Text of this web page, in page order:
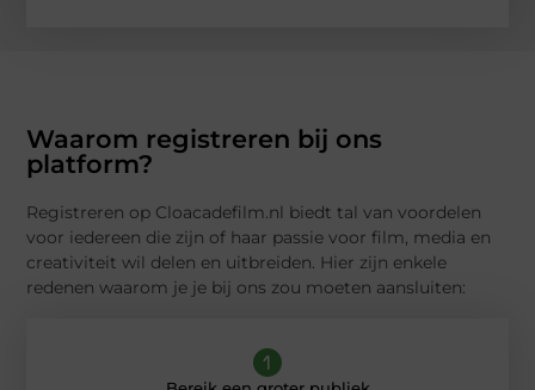
Waarom registreren bij ons
platform?
Registreren op Cloacadefilm.nl biedt tal van voordelen
voor iedereen die zijn of haar passie voor film, media en
creativiteit wil delen en uitbreiden. Hier zijn enkele
redenen waarom je je bij ons zou moeten aansluiten: